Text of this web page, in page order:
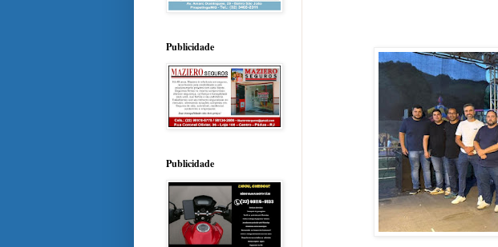
Publicidade
Publicidade